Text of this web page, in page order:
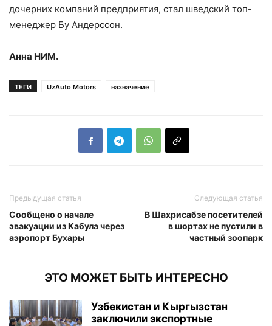
дочерних компаний предприятия, стал шведский топ-
менеджер Бу Андерссон.
Анна НИМ.
ТЕГИ UzAuto Motors назначение
Предыдущая статья
Сообщено о начале
эвакуации из Кабула через
аэропорт Бухары
Следующая статья
В Шахрисабзе посетителей
в шортах не пустили в
частный зоопарк
ЭТО МОЖЕТ БЫТЬ ИНТЕРЕСНО
Узбекистан и Кыргызстан
заключили экспортные